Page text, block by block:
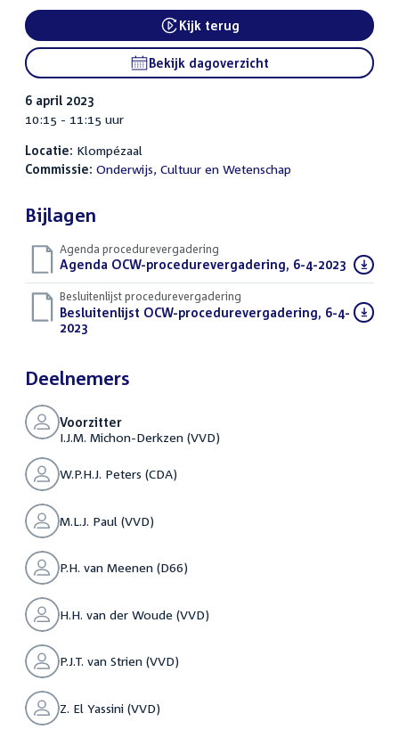
External link:
Kijk terug
Bekijk dagoverzicht
6 april 2023
10:15 - 11:15 uur
Locatie: Klompézaal
Commissie: Onderwijs, Cultuur en Wetenschap
Bijlagen
Agenda procedurevergadering
Download
bestand:
Agenda OCW-procedurevergadering, 6-4-2023 (PDF)
Besluitenlijst procedurevergadering
Download
bestand:
Besluitenlijst OCW-procedurevergadering, 6-4-
2023
Deelnemers
Voorzitter
I.J.M. Michon-Derkzen (VVD)
W.P.H.J. Peters (CDA)
M.L.J. Paul (VVD)
P.H. van Meenen (D66)
H.H. van der Woude (VVD)
P.J.T. van Strien (VVD)
Z. El Yassini (VVD)